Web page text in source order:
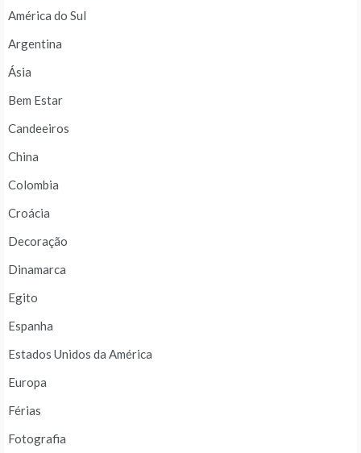
América do Sul
Argentina
Ásia
Bem Estar
Candeeiros
China
Colombia
Croácia
Decoração
Dinamarca
Egito
Espanha
Estados Unidos da América
Europa
Férias
Fotografia